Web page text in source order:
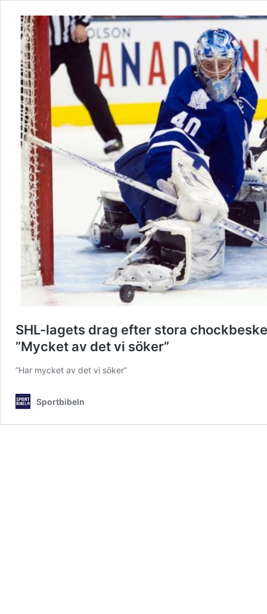
SHL-lagets drag efter stora
”Mycket av det vi söker”
”Har mycket av det vi söker”
Sportbibeln